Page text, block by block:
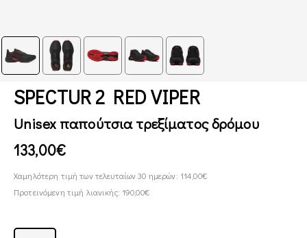
SPECTUR 2 RED VIPER
Unisex παπούτσια τρεξίματος δρόμου
133,00€
Χαμηλότερη τιμή των τελευταίων 30 ημερών: 114,00€
Προτεινόμενη τιμή λιανικής: 190,00€